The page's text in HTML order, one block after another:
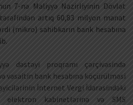
7-nə Maliyyə Nazirliyinin Dövlət
artıq 60,83 milyon manat
(mikro) sahibkarın bank hesabına
dəstəyi proqramı çərçivəsində
vəsaitin bank hesabına köçürülməsi
İnternet Vergi İdarəsindəki
elektron kabinetlərinə və SMS